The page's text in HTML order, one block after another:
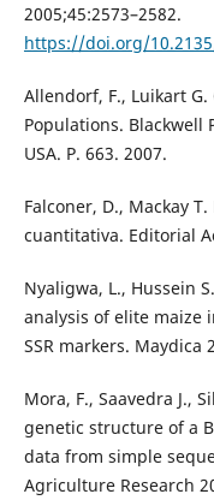
2005;45:2573–2582.
https://doi.org/
Allendorf, F., Luikart
Populations. Blackwell
USA. P. 663. 2007.
Falconer, D., Mackay
cuantitativa. Editorial
Nyaligwa, L., Hussein
analysis of elite maize
SSR markers. Maydica
Mora, F., Saavedra J.,
genetic structure of a
data from simple
Agriculture Research